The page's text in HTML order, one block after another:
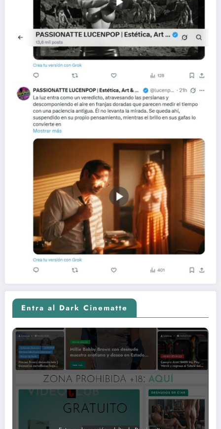
Entra al Dark Cinematte